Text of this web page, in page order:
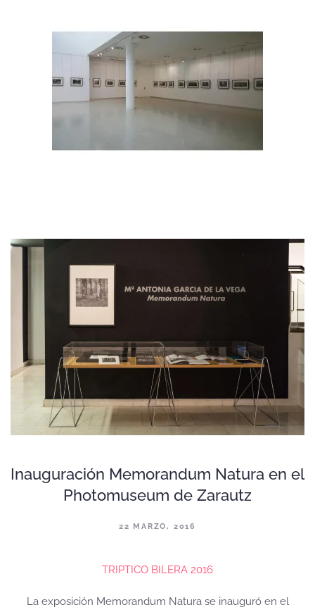
Inauguración Memorandum Natura en el
Photomuseum de Zarautz
22 MARZO, 2016
TRIPTICO BILERA 2016
La exposición Memorandum Natura se inauguró en el